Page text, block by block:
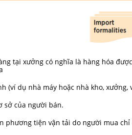
tại xưởng có nghĩa là hàng hóa
(ví dụ nhà máy hoặc nhà kho, xưởng,
sở của người bán.
phương tiện vận tải do người mua